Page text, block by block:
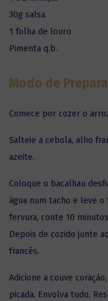
30g salsa
1 folha de louro
Pimenta q.b.
Modo de
Comece por cozer o
Salteie a cebola, alho
azeite.
Coloque o bacalhau
água num tacho e leve
fervura, conte 10
Depois de cozido junte
francês.
Adicione a couve
picada. Envolva tudo.